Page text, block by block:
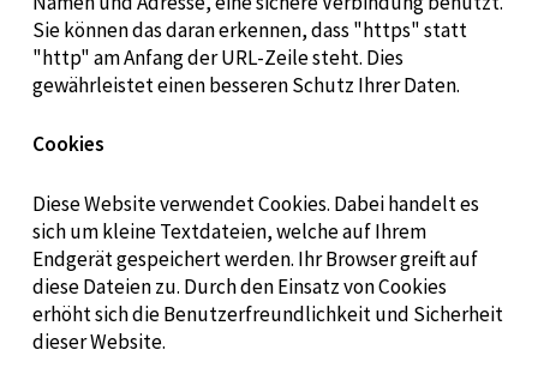
Sie können das daran erkennen, dass "https" statt
"http" am Anfang der URL-Zeile steht. Dies
gewährleistet einen besseren Schutz Ihrer Daten.
Cookies
Diese Website verwendet Cookies. Dabei handelt es
sich um kleine Textdateien, welche auf Ihrem
Endgerät gespeichert werden. Ihr Browser greift auf
diese Dateien zu. Durch den Einsatz von Cookies
erhöht sich die Benutzerfreundlichkeit und Sicherheit
dieser Website.